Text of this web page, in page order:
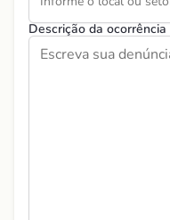
Descrição da ocorrência